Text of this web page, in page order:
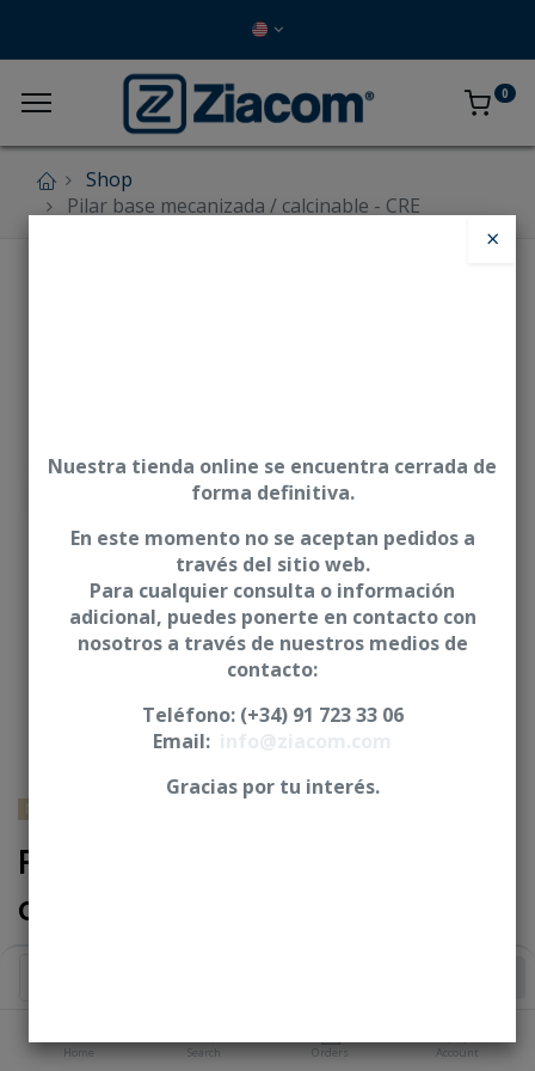
Home Search Orders Account
0
Shop
Pilar base mecanizada / calcinable - CRE
NOBEL BIOCARE® - Nobel Replace® Select
Pilar base mecanizada /
calcinable - CRE
×
Nuestra tienda online se encuentra cerrada de
forma definitiva.
En este momento no se aceptan pedidos a
través del sitio web.
Para cualquier consulta o información
adicional, puedes ponerte en contacto con
nosotros a través de nuestros medios de
contacto:
Teléfono: (+34) 91 723 33 06
Email:
Gracias por tu interés.